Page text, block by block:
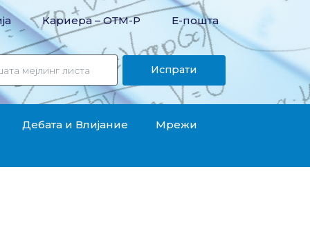
Кариера – OТМ-Р Е-пошта
Испрати
Дебата и Влијание Мрежи